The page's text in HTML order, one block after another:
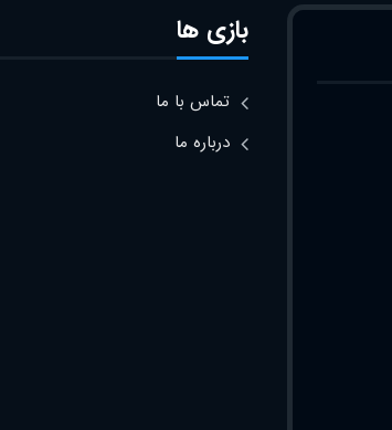
بازی ها
تماس با ما
درباره ما